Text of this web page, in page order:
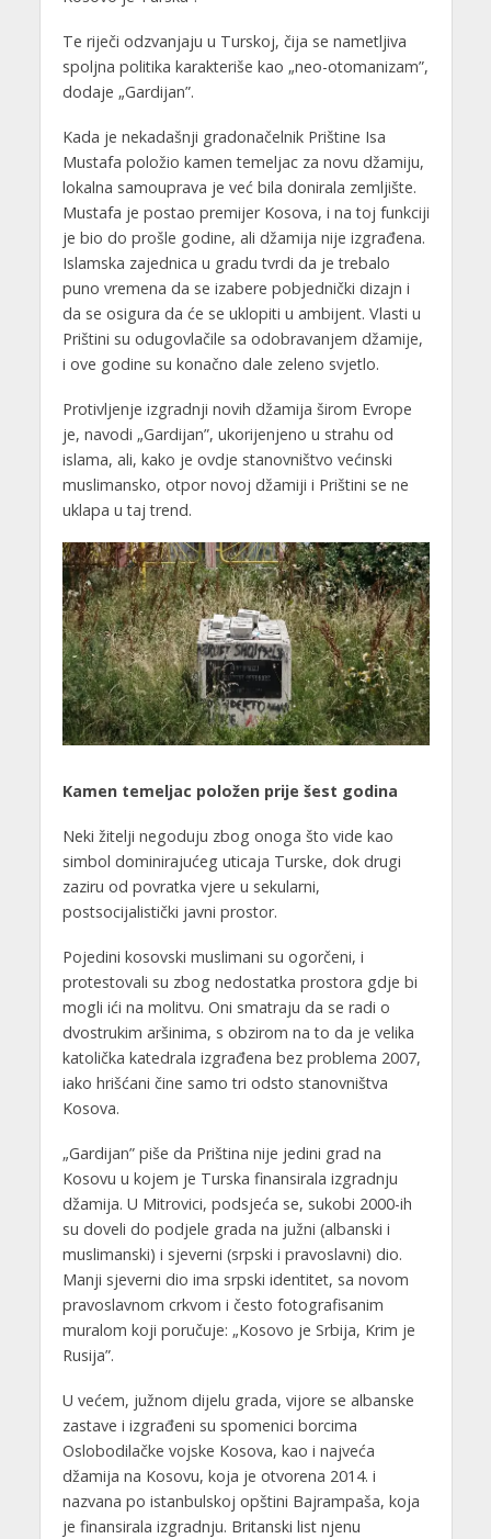
Te riječi odzvanjaju u Turskoj, čija se nametljiva
spoljna politika karakteriše kao „neo-otomanizam”,
dodaje „Gardijan”.
Kada je nekadašnji gradonačelnik Prištine Isa
Mustafa položio kamen temeljac za novu džamiju,
lokalna samouprava je već bila donirala zemljište.
Mustafa je postao premijer Kosova, i na toj funkciji
je bio do prošle godine, ali džamija nije izgrađena.
Islamska zajednica u gradu tvrdi da je trebalo
puno vremena da se izabere pobjednički dizajn i
da se osigura da će se uklopiti u ambijent. Vlasti u
Prištini su odugovlačile sa odobravanjem džamije,
i ove godine su konačno dale zeleno svjetlo.
Protivljenje izgradnji novih džamija širom Evrope
je, navodi „Gardijan”, ukorijenjeno u strahu od
islama, ali, kako je ovdje stanovništvo većinski
muslimansko, otpor novoj džamiji i Prištini se ne
uklapa u taj trend.
Kamen temeljac položen prije šest godina
Neki žitelji negoduju zbog onoga što vide kao
simbol dominirajućeg uticaja Turske, dok drugi
zaziru od povratka vjere u sekularni,
postsocijalistički javni prostor.
Pojedini kosovski muslimani su ogorčeni, i
protestovali su zbog nedostatka prostora gdje bi
mogli ići na molitvu. Oni smatraju da se radi o
dvostrukim aršinima, s obzirom na to da je velika
katolička katedrala izgrađena bez problema 2007,
iako hrišćani čine samo tri odsto stanovništva
Kosova.
„Gardijan” piše da Priština nije jedini grad na
Kosovu u kojem je Turska finansirala izgradnju
džamija. U Mitrovici, podsjeća se, sukobi 2000-ih
su doveli do podjele grada na južni (albanski i
muslimanski) i sjeverni (srpski i pravoslavni) dio.
Manji sjeverni dio ima srpski identitet, sa novom
pravoslavnom crkvom i često fotografisanim
muralom koji poručuje: „Kosovo je Srbija, Krim je
Rusija”.
U većem, južnom dijelu grada, vijore se albanske
zastave i izgrađeni su spomenici borcima
Oslobodilačke vojske Kosova, kao i najveća
džamija na Kosovu, koja je otvorena 2014. i
nazvana po istanbulskoj opštini Bajrampaša, koja
je finansirala izgradnju. Britanski list njenu